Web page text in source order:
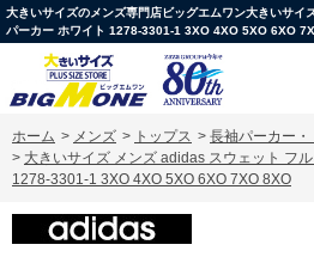
大きいサイズのメンズ専門店ビッグエムワン大きいサ
パーカー ホワイト 1278-3301-1 3XO 4XO 5XO 6XO
ホーム > メンズ > トップス > 長袖パーカー・
> 大きいサイズ メンズ adidas スウェット フ
1278-3301-1 3XO 4XO 5XO 6XO 7XO 8XO